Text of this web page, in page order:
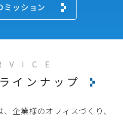
ミッション
インナップ
企業様のオフィスづくり、